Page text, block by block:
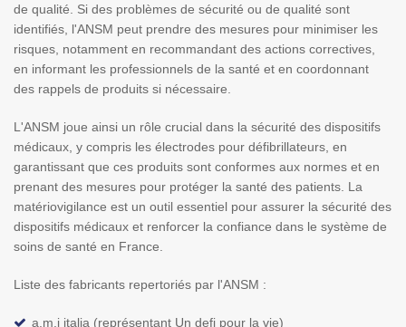
de qualité. Si des problèmes de sécurité ou de qualité sont
identifiés, l'ANSM peut prendre des mesures pour minimiser les
risques, notamment en recommandant des actions correctives,
en informant les professionnels de la santé et en coordonnant
des rappels de produits si nécessaire.
L'ANSM joue ainsi un rôle crucial dans la sécurité des dispositifs
médicaux, y compris les électrodes pour défibrillateurs, en
garantissant que ces produits sont conformes aux normes et en
prenant des mesures pour protéger la santé des patients. La
matériovigilance est un outil essentiel pour assurer la sécurité des
dispositifs médicaux et renforcer la confiance dans le système de
soins de santé en France.
Liste des fabricants repertoriés par l'ANSM :
a.m.i italia (représentant Un defi pour la vie)